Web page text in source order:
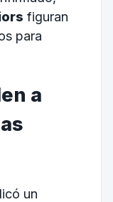
figuran
para
a
un